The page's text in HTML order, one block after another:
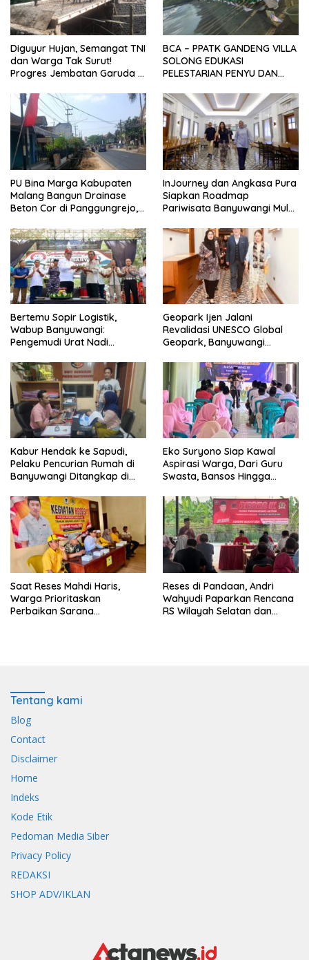
Diguyur Hujan, Semangat TNI
dan Warga Tak Surut!
Progres Jembatan Garuda di
BCA – PPATK GANDENG VILLA
SOLONG EDUKASI
PELESTARIAN PENYU DAN
PANTAI SELAT BALI
PU Bina Marga Kabupaten
Malang Bangun Drainase
Beton Cor di Panggungrejo,
InJourney dan Angkasa Pura
Siapkan Roadmap
Pariwisata Banyuwangi Mulai
Bertemu Sopir Logistik,
Wabup Banyuwangi:
Pengemudi Urat Nadi
Geopark Ijen Jalani
Revalidasi UNESCO Global
Geopark, Banyuwangi
Warisan Dunia
Kabur Hendak ke Sapudi,
Pelaku Pencurian Rumah di
Banyuwangi Ditangkap di
Eko Suryono Siap Kawal
Aspirasi Warga, Dari Guru
Swasta, Bansos Hingga
Saat Reses Mahdi Haris,
Warga Prioritaskan
Perbaikan Sarana
Reses di Pandaan, Andri
Wahyudi Paparkan Rencana
RS Wilayah Selatan dan
Tentang kami
Blog
Contact
Disclaimer
Home
Indeks
Kode Etik
Pedoman Media Siber
Privacy Policy
REDAKSI
SHOP ADV/IKLAN